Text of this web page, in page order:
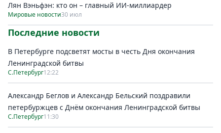
Лян Вэньфэн: кто он – главный ИИ-миллиардер
Мировые новости30 июл
Последние новости
В Петербурге подсветят мосты в честь Дня окончания
Ленинградской битвы
С.Петербург12:22
Александр Беглов и Александр Бельский поздравили
петербуржцев с Днём окончания Ленинградской битвы
С.Петербург11:30